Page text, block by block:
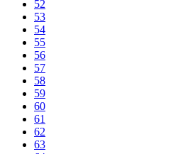
52
53
54
55
56
57
58
59
60
61
62
63